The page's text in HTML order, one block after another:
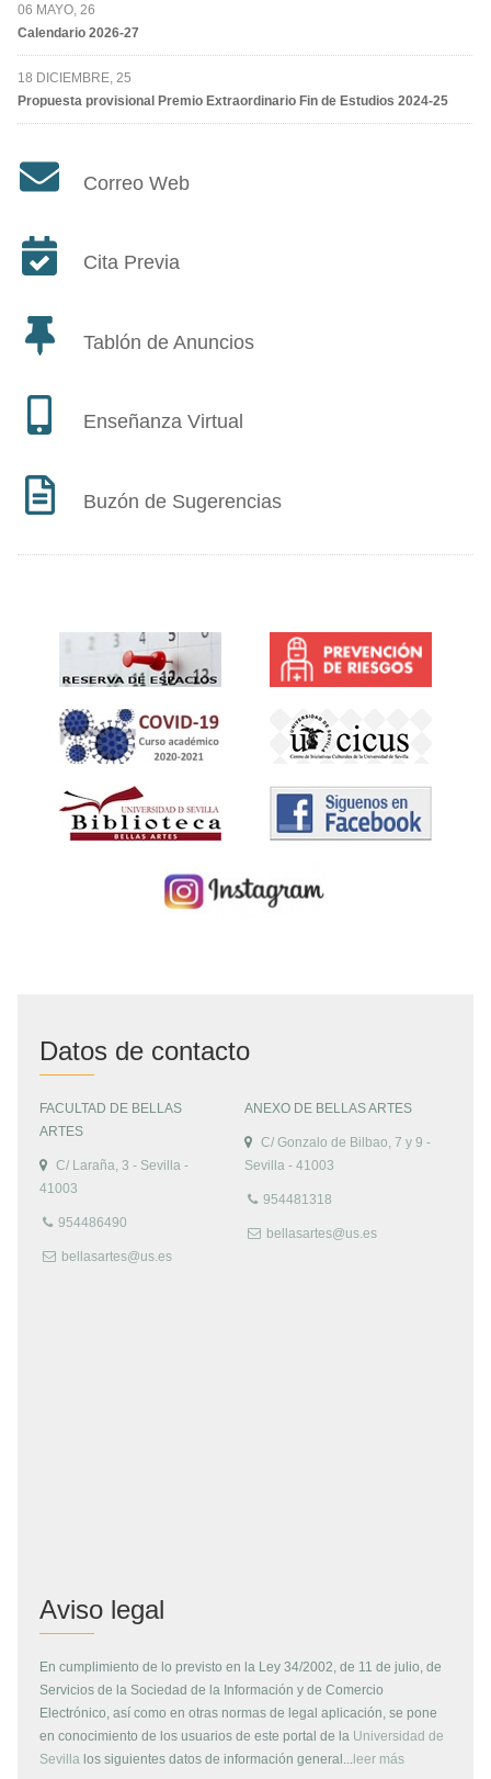
06 MAYO, 26
Calendario 2026-27
18 DICIEMBRE, 25
Propuesta provisional Premio Extraordinario Fin de Estudios 2024-25
Correo Web
Cita Previa
Tablón de Anuncios
Enseñanza Virtual
Buzón de Sugerencias
Datos de contacto
FACULTAD DE BELLAS
ARTES
C/ Laraña, 3 - Sevilla -
41003
954486490
bellasartes@us.es
ANEXO DE BELLAS ARTES
C/ Gonzalo de Bilbao, 7 y 9 -
Sevilla - 41003
954481318
bellasartes@us.es
Aviso legal
En cumplimiento de lo previsto en la Ley 34/2002, de 11 de julio, de
Servicios de la Sociedad de la Información y de Comercio
Electrónico, así como en otras normas de legal aplicación, se pone
en conocimiento de los usuarios de este portal de la Universidad de
Sevilla los siguientes datos de información general... leer más